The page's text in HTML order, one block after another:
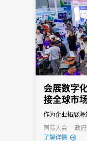
会展数字
接全球市
作为企业拓展海
关键转型期——
调、数据合规
国际大会 政
经销商大会
了解详情